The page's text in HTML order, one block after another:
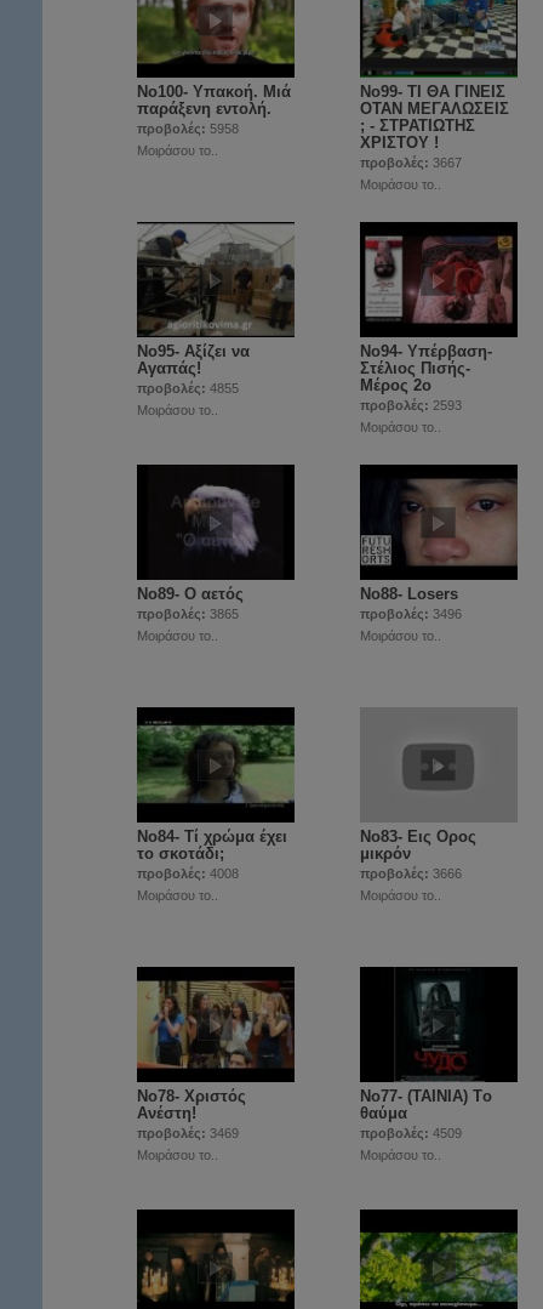
Νο100- Υπακοή. Μιά
παράξενη εντολή.
προβολές: 5958
Μοιράσου το..
Νο99- ΤΙ ΘΑ ΓΙΝΕΙΣ
ΟΤΑΝ ΜΕΓΑΛΩΣΕΙΣ
; - ΣΤΡΑΤΙΩΤΗΣ
ΧΡΙΣΤΟΥ !
προβολές: 3667
Μοιράσου το..
No95- Αξίζει να
Αγαπάς!
προβολές: 4855
Μοιράσου το..
Νο94- Υπέρβαση-
Στέλιος Πισής-
Μέρος 2ο
προβολές: 2593
Μοιράσου το..
No89- Ο αετός
προβολές: 3865
Μοιράσου το..
No88- Losers
προβολές: 3496
Μοιράσου το..
Νο84- Τί χρώμα έχει
το σκοτάδι;
προβολές: 4008
Μοιράσου το..
Νο83- Εις Ορος
μικρόν
προβολές: 3666
Μοιράσου το..
Νο78- Χριστός
Ανέστη!
προβολές: 3469
Μοιράσου το..
Νο77- (ΤΑΙΝΙΑ) Tο
θαύμα
προβολές: 4509
Μοιράσου το..